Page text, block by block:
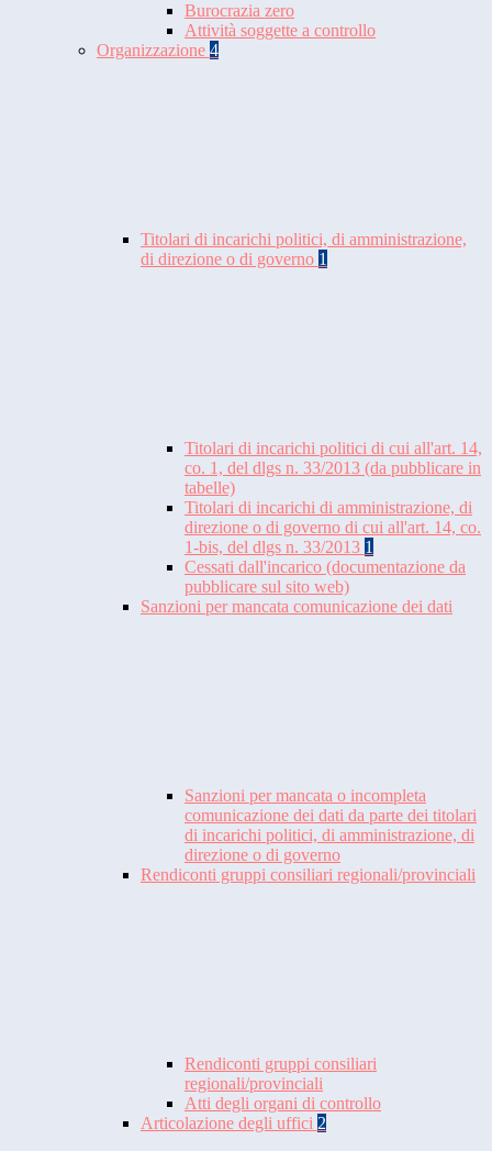
Burocrazia zero
Attività soggette a controllo
Organizzazione 4
Titolari di incarichi politici, di amministrazione,
di direzione o di governo 1
Titolari di incarichi politici di cui all'art. 14,
co. 1, del dlgs n. 33/2013 (da pubblicare in
tabelle)
Titolari di incarichi di amministrazione, di
direzione o di governo di cui all'art. 14, co.
1-bis, del dlgs n. 33/2013 1
Cessati dall'incarico (documentazione da
pubblicare sul sito web)
Sanzioni per mancata comunicazione dei dati
Sanzioni per mancata o incompleta
comunicazione dei dati da parte dei titolari
di incarichi politici, di amministrazione, di
direzione o di governo
Rendiconti gruppi consiliari regionali/provinciali
Rendiconti gruppi consiliari
regionali/provinciali
Atti degli organi di controllo
Articolazione degli uffici 2